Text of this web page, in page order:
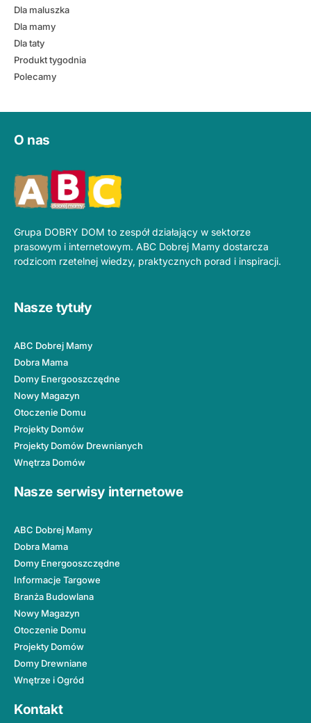
Dla maluszka
Dla mamy
Dla taty
Produkt tygodnia
Polecamy
O nas
Grupa DOBRY DOM to zespół działający w sektorze
prasowym i internetowym. ABC Dobrej Mamy dostarcza
rodzicom rzetelnej wiedzy, praktycznych porad i inspiracji.
Nasze tytuły
ABC Dobrej Mamy
Dobra Mama
Domy Energooszczędne
Nowy Magazyn
Otoczenie Domu
Projekty Domów
Projekty Domów Drewnianych
Wnętrza Domów
Nasze serwisy internetowe
ABC Dobrej Mamy
Dobra Mama
Domy Energooszczędne
Informacje Targowe
Branża Budowlana
Nowy Magazyn
Otoczenie Domu
Projekty Domów
Domy Drewniane
Wnętrze i Ogród
Kontakt